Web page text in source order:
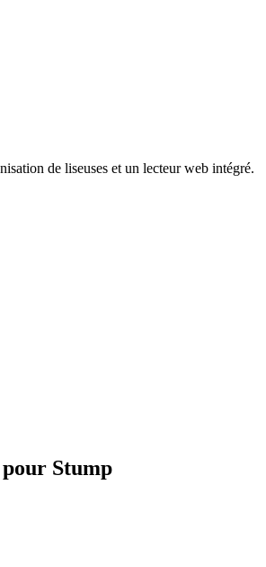
de liseuses et un lecteur web intégré.
pour Stump